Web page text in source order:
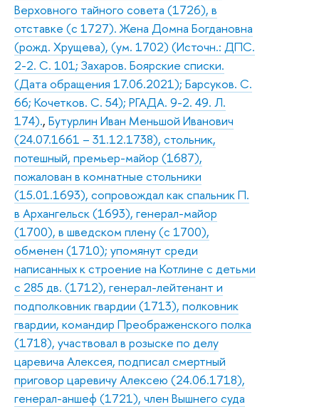
Верховного тайного совета (1726), в
отставке (с 1727). Жена Домна Богдановна
(рожд. Хрущева), (ум. 1702) (Источн.: ДПС.
2-2. С. 101; Захаров. Боярские списки.
(Дата обращения 17.06.2021); Барсуков. С.
66; Кочетков. С. 54); РГАДА. 9-2. 49. Л.
174)., Бутурлин Иван Меньшой Иванович
(24.07.1661 – 31.12.1738), стольник,
потешный, премьер-майор (1687),
пожалован в комнатные стольники
(15.01.1693), сопровождал как спальник П.
в Архангельск (1693), генерал-майор
(1700), в шведском плену (с 1700),
обменен (1710); упомянут среди
написанных к строение на Котлине с детьми
с 285 дв. (1712), генерал-лейтенант и
подполковник гвардии (1713), полковник
гвардии, командир Преображенского полка
(1718), участвовал в розыске по делу
царевича Алексея, подписал смертный
приговор царевичу Алексею (24.06.1718),
генерал-аншеф (1721), член Вышнего суда